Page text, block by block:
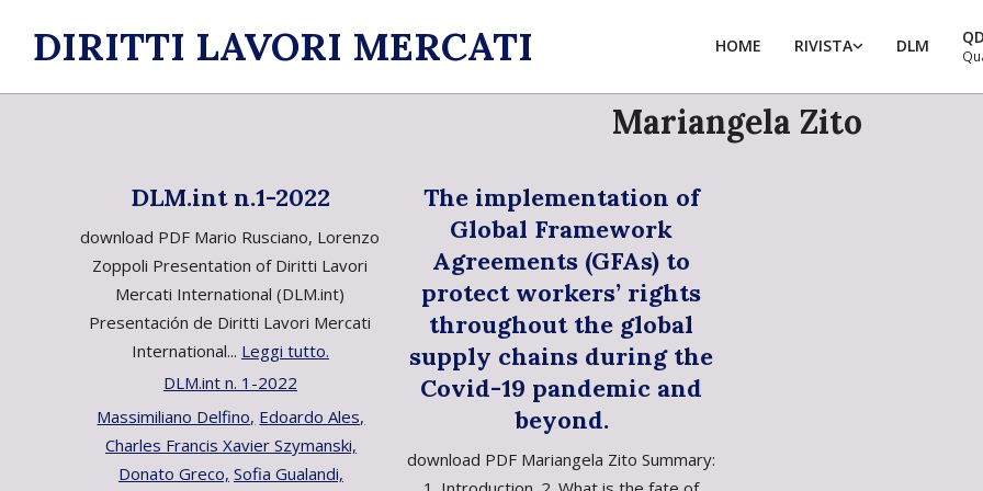
DIRITTI LAVORI MERCATI HOME RIVISTA DLM
Mariangela Zito
DLM.int n.1-2022
download PDF Mario Rusciano, Lorenzo
Zoppoli Presentation of Diritti Lavori
Mercati International (DLM.int)
Presentación de Diritti Lavori Mercati
International... Leggi tutto.
DLM.int n. 1-2022
Massimiliano Delfino, Edoardo Ales,
Charles Francis Xavier Szymanski,
Donato Greco, Sofia Gualandi,
The implementation of
Global Framework
Agreements (GFAs) to
protect workers’ rights
throughout the global
supply chains during the
Covid-19 pandemic and
beyond.
download PDF Mariangela Zito Summary: